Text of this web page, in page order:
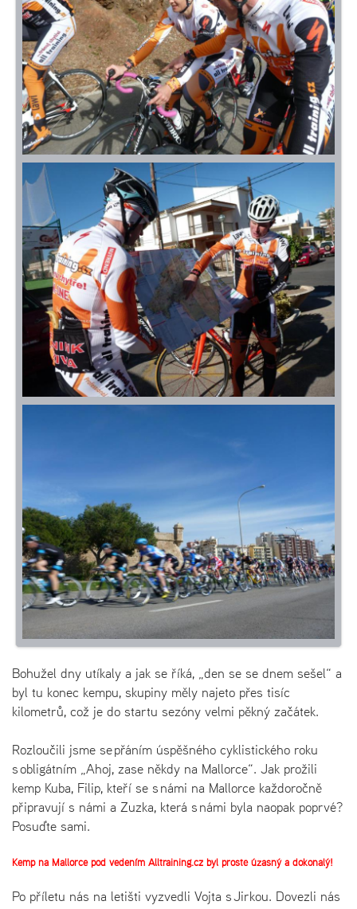
Bohužel dny utíkaly a jak se říká, „den se se dnem sešel“ a
byl tu konec kempu, skupiny měly najeto přes tisíc
kilometrů, což je do startu sezóny velmi pěkný začátek.
Rozloučili jsme se přáním úspěšného cyklistického roku
s obligátním „Ahoj, zase někdy na Mallorce“. Jak prožili
kemp Kuba, Filip, kteří se s námi na Mallorce každoročně
připravují s námi a Zuzka, která s námi byla naopak poprvé?
Posuďte sami.
Kemp na Mallorce pod vedením Alltraining.cz byl prostě úžasný a dokonalý!
Po příletu nás na letišti vyzvedli Vojta s Jirkou. Dovezli nás